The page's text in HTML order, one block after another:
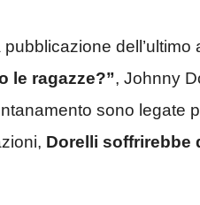
pubblicazione dell’ultimo
le ragazze?”, Johnny
sono legate
Dorelli soffrirebbe